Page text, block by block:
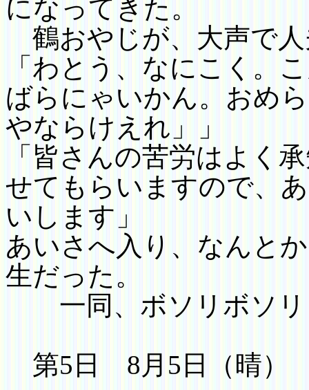
になってきた。
鶴おやじが、大声で
「わとう、なにこく。
ばらにゃいかん。おめ
やならけえれ」」
「皆さんの苦労はよく
せてもらいますので、
いします」
あいさへ入り、なんと
生だった。
一同、ボソリボソ
第5 日 8 月 5 日（晴）